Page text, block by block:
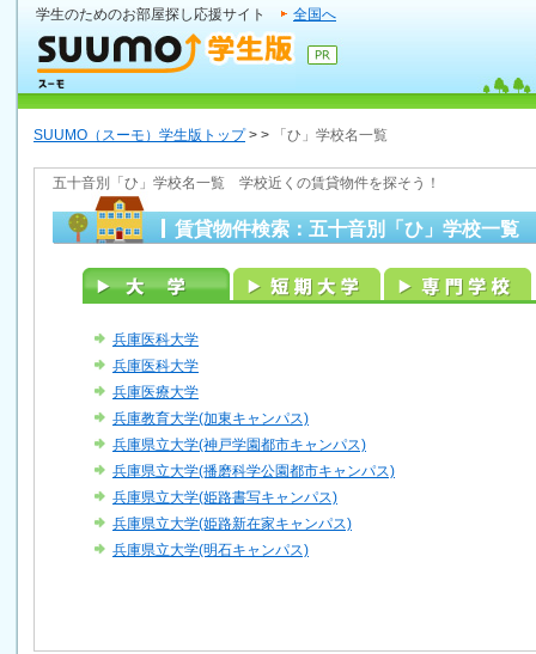
学生のためのお部屋探し応援サイト 全国へ
SUUMO（スーモ）学生版トップ> > 「ひ」学校名一覧
五十音別「ひ」学校名一覧 学校近くの賃貸物件を探そう！
賃貸物件検索：五十音別「ひ」学校一覧
兵庫医科大学
兵庫医科大学
兵庫医療大学
兵庫教育大学(加東キャンパス)
兵庫県立大学(神戸学園都市キャンパス)
兵庫県立大学(播磨科学公園都市キャンパス)
兵庫県立大学(姫路書写キャンパス)
兵庫県立大学(姫路新在家キャンパス)
兵庫県立大学(明石キャンパス)